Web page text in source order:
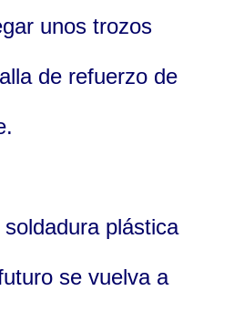
unos trozos
de refuerzo de
plástica
se vuelva a